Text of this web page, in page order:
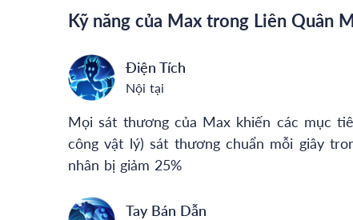
Kỹ năng của Max trong Liên Quân
Điện Tích
Nội tại
Mọi sát thương của Max khiến các mục
công vật lý) sát thương chuẩn mỗi giây
nhân bị giảm 25%
Tay Bán Dẫn